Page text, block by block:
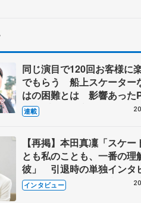
同じ演目で120回お客様に
でもらう 船上スケーター
はの困難とは 影響あった
キャプテン松永さんの存在
連載
【再掲】本田真凜「スケー
とも私のことも、一番の理
彼」 引退時の単独インタ
で語った競技人生や家族、
これからの夢…
インタビュー